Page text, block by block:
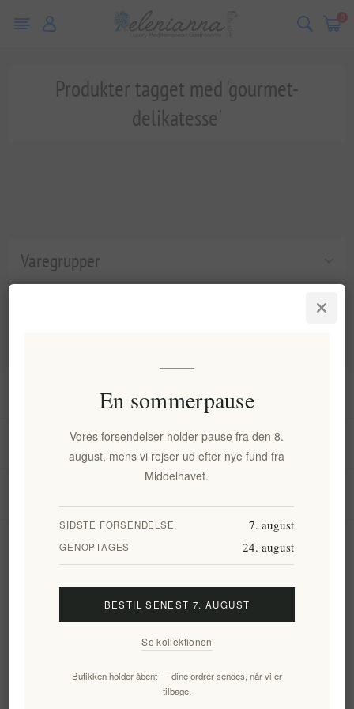
0
Varegrupper
Produkter tagget med 'gourmet-
delikatesse'
Min konto
Tilmeld Frameld
En sommerpause
Vores forsendelser holder pause fra den 8.
august, mens vi rejser ud efter nye fund fra
Middelhavet.
SIDSTE FORSENDELSE 7. august
GENOPTAGES 24. august
BESTIL SENEST 7. AUGUST
Se kollektionen
Butikken holder åbent — dine ordrer sendes, når vi er
tilbage.